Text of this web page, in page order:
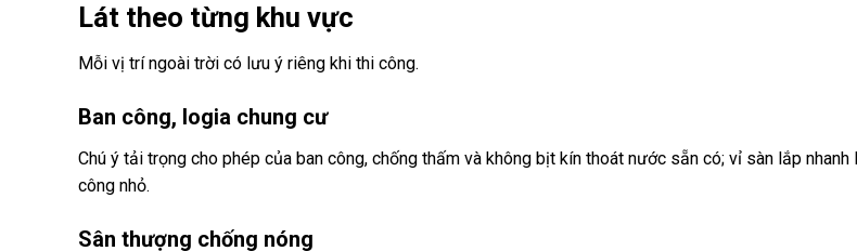
Lát theo từng khu vực
Mỗi vị trí ngoài trời có lưu ý riêng khi thi công.
Ban công, logia chung cư
Chú ý tải trọng cho phép của ban công, chống thấm và không bịt kín thoát nước sẵn có; vỉ sàn lắp nhanh
công nhỏ.
Sân thượng chống nóng